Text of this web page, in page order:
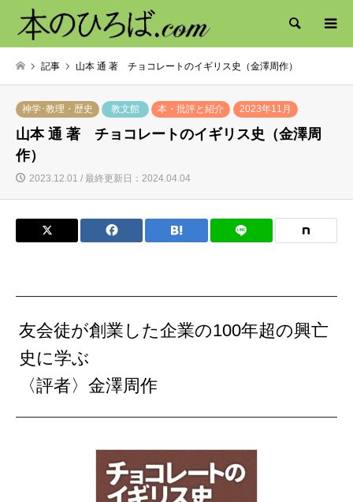
検索
記事 山本 通 著 チョコレートのイギリス史（金澤周作）
神学･教理・歴史 教文館 本・批評と紹介 2023年11月
山本 通 著 チョコレートのイギリス史（金澤周
作）
2023.12.01 / 最終更新日：2024.04.04
友会徒が創業した企業の100年超の興亡
史に学ぶ
〈評者〉金澤周作